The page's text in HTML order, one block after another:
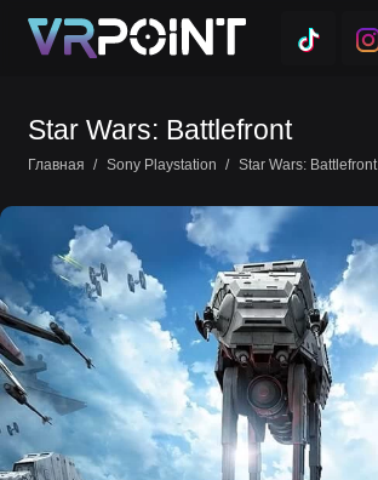
Star Wars: Battlefront
Главная Sony Playstation Star Wars: Battlefront